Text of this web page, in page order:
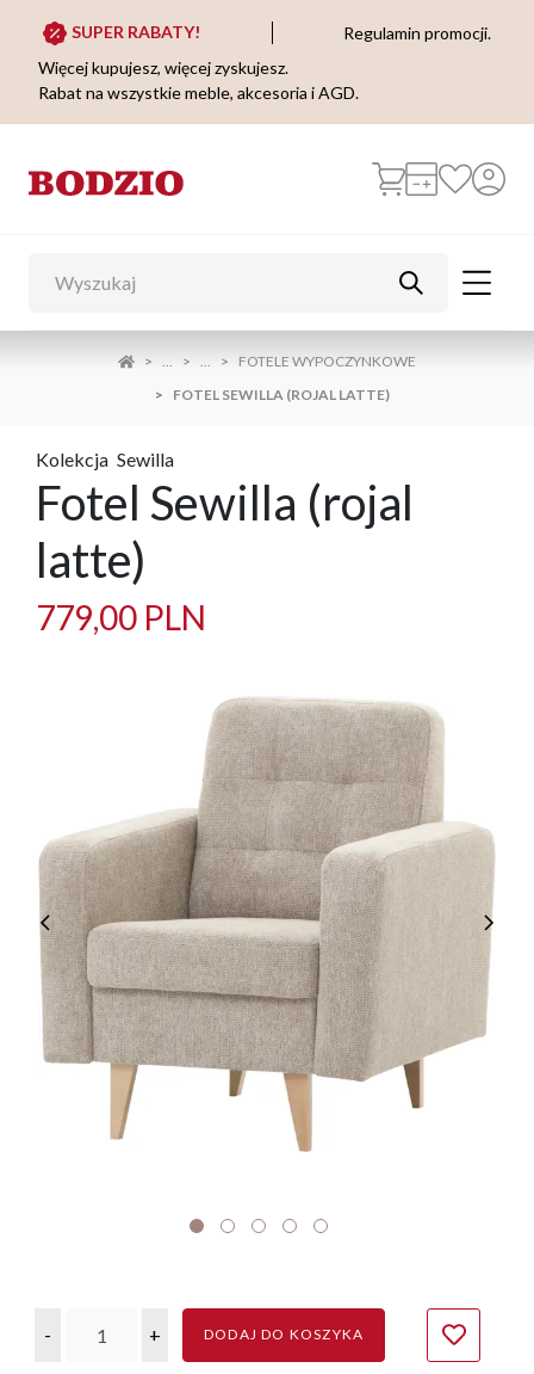
SUPER RABATY!
Regulamin promocji.
Więcej kupujesz, więcej zyskujesz.
Rabat na wszystkie meble, akcesoria i AGD.
... ...
FOTELE WYPOCZYNKOWE
FOTEL SEWILLA (ROJAL LATTE)
Kolekcja Sewilla
Fotel Sewilla (rojal
latte)
779,00 PLN
- + DODAJ DO KOSZYKA